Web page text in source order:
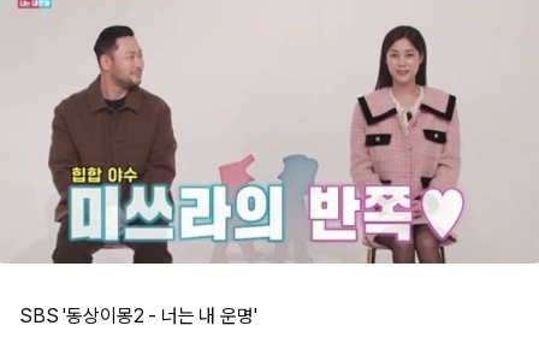
SBS '동상이몽2 - 너는 내 운명'